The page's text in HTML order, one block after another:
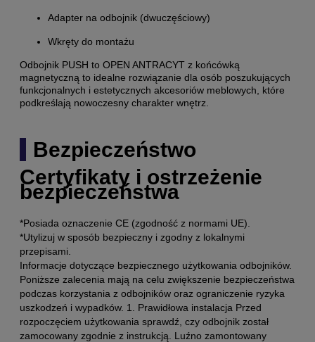
Adapter na odbojnik (dwuczęściowy)
Wkręty do montażu
Odbojnik PUSH to OPEN ANTRACYT z końcówką
magnetyczną to idealne rozwiązanie dla osób poszukujących
funkcjonalnych i estetycznych akcesoriów meblowych, które
podkreślają nowoczesny charakter wnętrz.
Bezpieczeństwo
Certyfikaty i ostrzeżenie
bezpieczeństwa
*Posiada oznaczenie CE (zgodność z normami UE).
*Utylizuj w sposób bezpieczny i zgodny z lokalnymi
przepisami.
Informacje dotyczące bezpiecznego użytkowania odbojników.
Poniższe zalecenia mają na celu zwiększenie bezpieczeństwa
podczas korzystania z odbojników oraz ograniczenie ryzyka
uszkodzeń i wypadków. 1. Prawidłowa instalacja Przed
rozpoczęciem użytkowania sprawdź, czy odbojnik został
zamocowany zgodnie z instrukcją. Luźno zamontowany